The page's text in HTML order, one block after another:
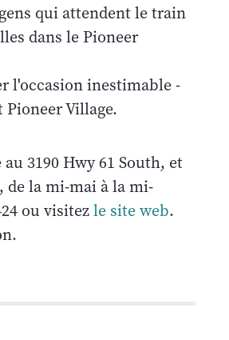
qui attendent le train
dans le Pioneer
l'occasion inestimable -
Pioneer Village.
3190 Hwy 61 South, et
de la mi-mai à la mi-
ou visitezle site web.